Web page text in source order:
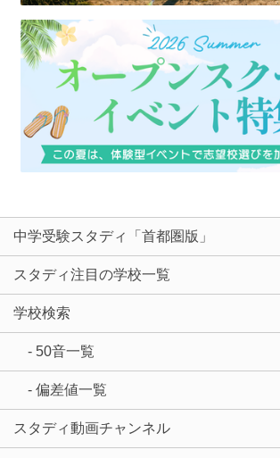
中学受験スタディ「首都圏版」
スタディ注目の学校一覧
学校検索
- 50音一覧
- 偏差値一覧
スタディ動画チャンネル